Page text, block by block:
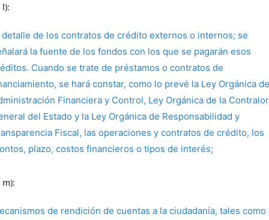
detalle de los contratos de crédito externos o internos; se
la fuente de los fondos con los que se pagarán esos
Cuando se trate de préstamos o contratos de
se hará constar, como lo prevé la Ley Orgánica de
Financiera y Control, Ley Orgánica de la
del Estado y la Ley Orgánica de Responsabilidad y
Fiscal, las operaciones y contratos de crédito, los
plazo, costos financieros o tipos de interés;
de rendición de cuentas a la ciudadanía, tales como